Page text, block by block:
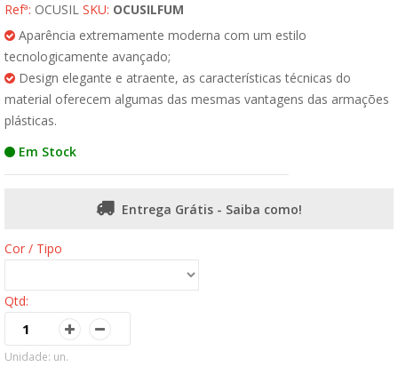
Refª: OCUSIL SKU: OCUSILFUM
Aparência extremamente moderna com um estilo
tecnologicamente avançado;
Design elegante e atraente, as características técnicas do
material oferecem algumas das mesmas vantagens das armações
plásticas.
Em Stock
Entrega Grátis - Saiba como!
Cor / Tipo
Qtd:
Unidade: un.